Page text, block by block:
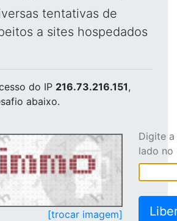
tentativas de
a sites hospedados
do IP 216.73.216.151,
abaixo.
[trocar imagem]
Digite
lado no